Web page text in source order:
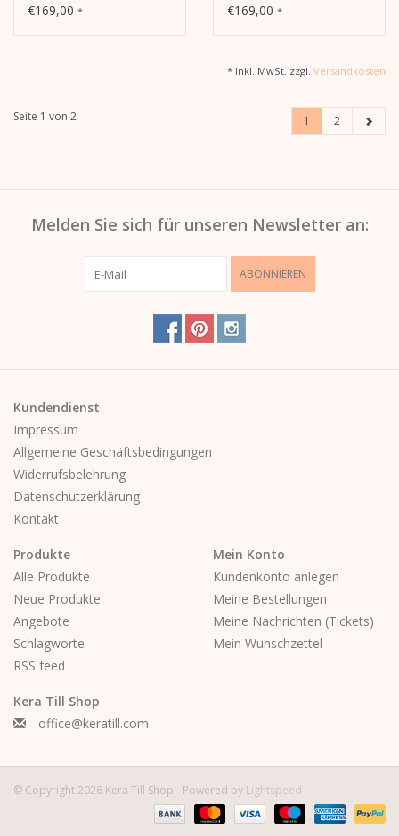
€169,00 *
€169,00 *
* Inkl. MwSt. zzgl. Versandkosten
Seite 1 von 2 1 2
Melden Sie sich für unseren Newsletter an:
ABONNIEREN
Kundendienst
Impressum
Allgemeine Geschäftsbedingungen
Widerrufsbelehrung
Datenschutzerklärung
Kontakt
Produkte
Alle Produkte
Neue Produkte
Angebote
Schlagworte
RSS feed
Mein Konto
Kundenkonto anlegen
Meine Bestellungen
Meine Nachrichten (Tickets)
Mein Wunschzettel
Kera Till Shop
office@keratill.com
© Copyright 2026 Kera Till Shop - Powered by Lightspeed